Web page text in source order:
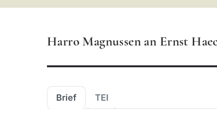
Harro Magnussen an Ernst
Brief TEI